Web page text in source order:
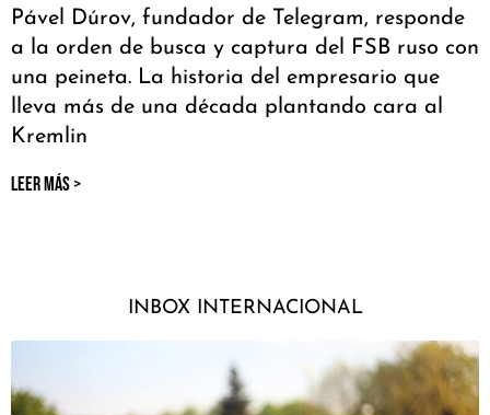
Pável Dúrov, fundador de Telegram, responde
a la orden de busca y captura del FSB ruso con
una peineta. La historia del empresario que
lleva más de una década plantando cara al
Kremlin
LEER MÁS >
INBOX INTERNACIONAL